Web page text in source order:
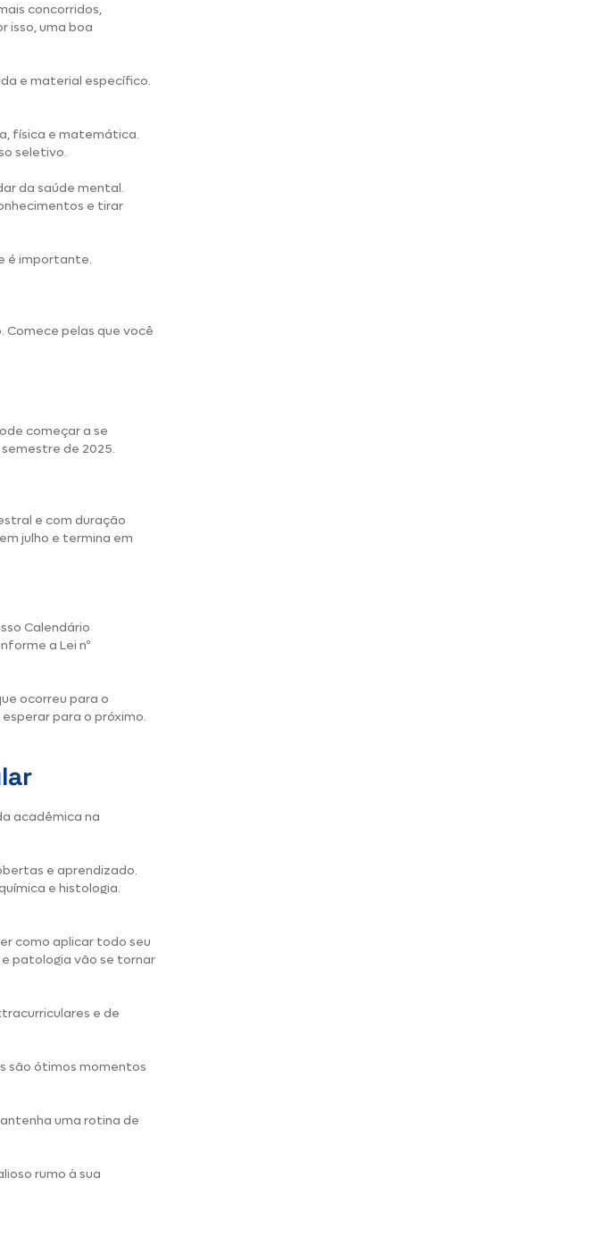
concorridos,
isso, uma boa
e material específico.
física e matemática.
seletivo.
da saúde mental.
e tirar
é importante.
pelas que você
começar a se
de 2025.
e com duração
julho e termina em
Calendário
a Lei nº
ocorreu para o
para o próximo.
acadêmica na
e aprendizado.
e histologia.
como aplicar todo seu
patologia vão se tornar
e de
são ótimos momentos
uma rotina de
rumo à sua